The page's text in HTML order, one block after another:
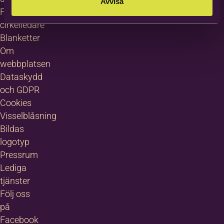
För
cirkelledare
Blanketter
Om
webbplatsen
Dataskydd
och GDPR
Cookies
Visselblåsning
Bildas
logotyp
Pressrum
Lediga
tjänster
Följ oss
på
Facebook